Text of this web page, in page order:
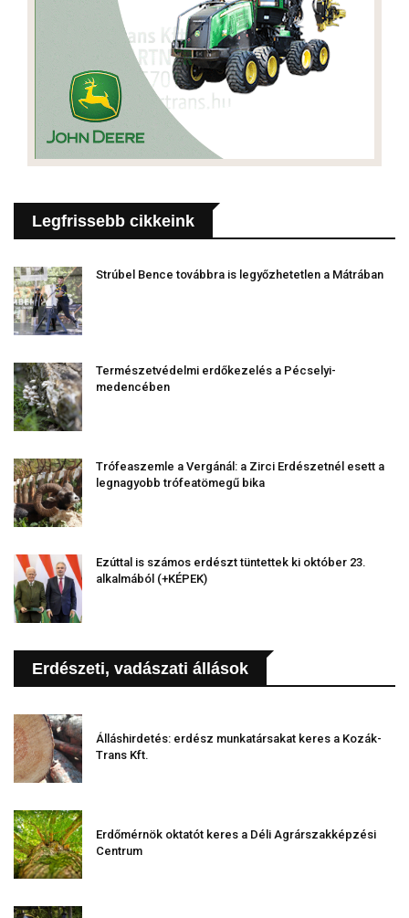
Legfrissebb cikkeink
Strúbel Bence továbbra is legyőzhetetlen a Mátrában
Természetvédelmi erdőkezelés a Pécselyi-
medencében
Trófeaszemle a Vergánál: a Zirci Erdészetnél esett a
legnagyobb trófeatömegű bika
Ezúttal is számos erdészt tüntettek ki október 23.
alkalmából (+KÉPEK)
Erdészeti, vadászati állások
Álláshirdetés: erdész munkatársakat keres a Kozák-
Trans Kft.
Erdőmérnök oktatót keres a Déli Agrárszakképzési
Centrum